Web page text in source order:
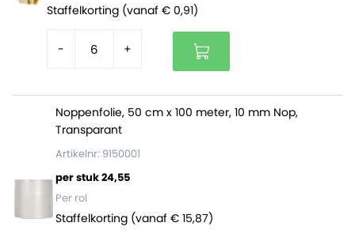
Staffelkorting (vanaf € 0,91)
- +
Noppenfolie, 50 cm x 100 meter, 10 mm Nop,
Transparant
Artikelnr: 9150001
per stuk 24,55
Per rol
Staffelkorting (vanaf € 15,87)